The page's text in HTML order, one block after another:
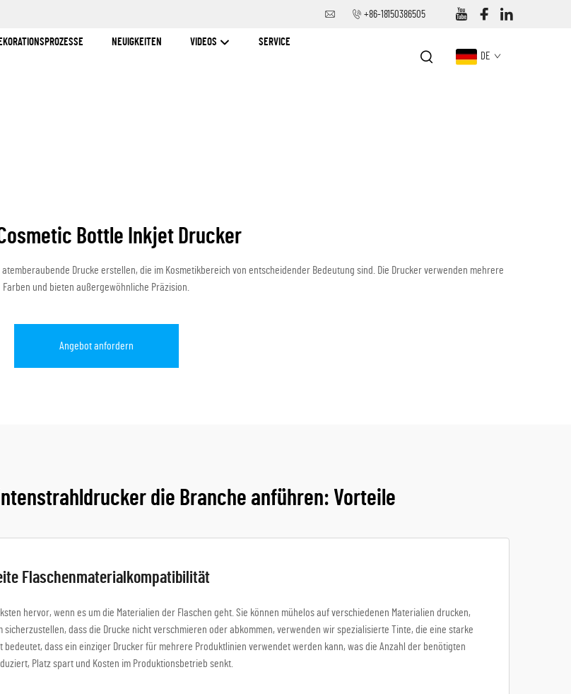
+86-18150386505
NEUIGKEITEN VIDEOS SERVICE
DE
Cosmetic Bottle Inkjet Drucker
Drucke erstellen, die im Kosmetikbereich von entscheidender Bedeutung sind. Die Drucker verwenden mehrere
Farben und bieten außergewöhnliche Präzision.
Angebot anfordern
die Branche anführen: Vorteile
Flaschenmaterialkompatibilität
hervor, wenn es um die Materialien der Flaschen geht. Sie können mühelos auf verschiedenen Materialien drucken,
sicherzustellen, dass die Drucke nicht verschmieren oder abkommen, verwenden wir spezialisierte Tinte, die eine starke
dass ein einziger Drucker für mehrere Produktlinien verwendet werden kann, was die Anzahl der benötigten
Platz spart und Kosten im Produktionsbetrieb senkt.